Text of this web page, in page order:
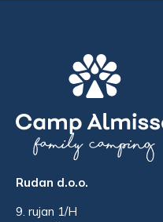
Rudan d.o.o.
9. rujan 1/H